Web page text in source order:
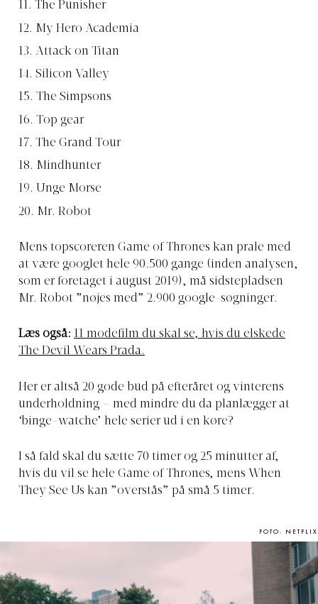
The Punisher
My Hero Academia
Attack on Titan
Silicon Valley
The Simpsons
Top gear
The Grand Tour
Mindhunter
Unge Morse
Mr. Robot
Mens topscoreren Game of Thrones kan prale med
at være googlet hele 90.500 gange (inden analysen,
som er foretaget i august 2019), må sidstepladsen
Mr. Robot ”nøjes med” 2.900 google-søgninger.
Læs også: 11 modefilm du skal se, hvis du elskede
The Devil Wears Prada.
Her er altså 20 gode bud på efteråret og vinterens
underholdning – med mindre du da planlægger at
‘binge-watche’ hele serier ud i en køre?
I så fald skal du sætte 70 timer og 25 minutter af,
hvis du vil se hele Game of Thrones, mens When
They See Us kan ”overstås” på små 5 timer.
FOTO: NETFLIX